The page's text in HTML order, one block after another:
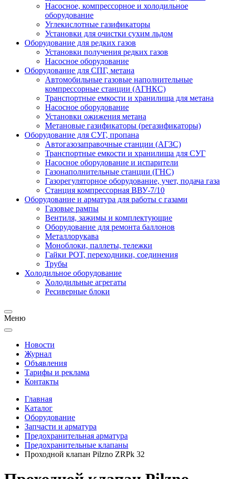
Насосное, компрессорное и холодильное
оборудование
Углекислотные газификаторы
Установки для очистки сухим льдом
Оборудование для редких газов
Установки получения редких газов
Насосное оборудование
Оборудование для СПГ, метана
Автомобильные газовые наполнительные
компрессорные станции (АГНКС)
Транспортные емкости и хранилища для метана
Насосное оборудование
Установки ожижения метана
Метановые газификаторы (регазификаторы)
Оборудование для СУГ, пропана
Автогазозаправочные станции (АГЗС)
Транспортные емкости и хранилища для СУГ
Насосное оборудование и испарители
Газонаполнительные станции (ГНС)
Газорегуляторное оборудование, учет, подача газа
Станция компрессорная ВВУ-7/10
Оборудование и арматура для работы с газами
Газовые рампы
Вентиля, зажимы и комплектующие
Оборудование для ремонта баллонов
Металлорукава
Моноблоки, паллеты, тележки
Гайки РОТ, переходники, соединения
Трубы
Холодильное оборудование
Холодильные агрегаты
Ресиверные блоки
Меню
Новости
Журнал
Объявления
Тарифы и реклама
Контакты
Главная
Каталог
Оборудование
Запчасти и арматура
Предохранительная арматура
Предохранительные клапаны
Проходной клапан Pilzno ZRPk 32